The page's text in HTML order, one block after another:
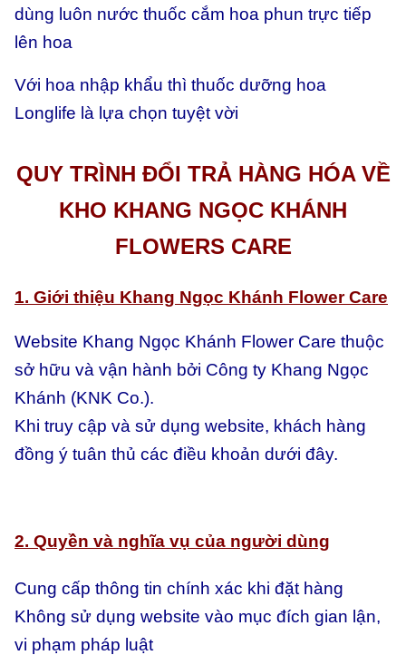
dùng luôn nước thuốc cắm hoa phun trực tiếp
lên hoa
Với hoa nhập khẩu thì thuốc dưỡng hoa
Longlife là lựa chọn tuyệt vời
QUY TRÌNH ĐỔI TRẢ HÀNG HÓA VỀ
KHO KHANG NGỌC KHÁNH
FLOWERS CARE
1. Giới thiệu Khang Ngọc Khánh Flower Care
Website Khang Ngọc Khánh Flower Care thuộc
sở hữu và vận hành bởi Công ty Khang Ngọc
Khánh (KNK Co.).
Khi truy cập và sử dụng website, khách hàng
đồng ý tuân thủ các điều khoản dưới đây.
2. Quyền và nghĩa vụ của người dùng
Cung cấp thông tin chính xác khi đặt hàng
Không sử dụng website vào mục đích gian lận,
vi phạm pháp luật